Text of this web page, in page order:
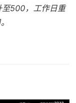
至500，工作日重